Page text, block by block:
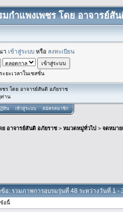
กำแพงเพชร โดย อาจารย์สั
า เข้าสู่ระบบ หรือ ลงทะเบียน
ยะเวลาในเซสชั่น
ร โดย อาจารย์สันติ อภัยราช
ท่าน
ทิน เข้าสู่ระบบ สมัครสมาชิก
อาจารย์สันติ อภัยราช> หมวดหมู่ทั่วไป > จดหมา
อ: รวมภาพการอบรมรุ่นที่ 48 ระหว่างวันที่ 1 -
อนี้